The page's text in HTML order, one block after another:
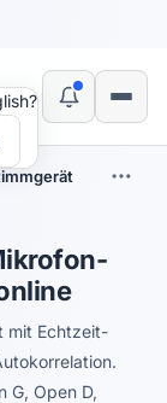
mit Echtzeit-
G, Open D,